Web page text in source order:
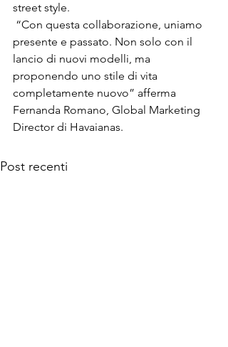
street style.
“Con questa collaborazione, uniamo
presente e passato. Non solo con il
lancio di nuovi modelli, ma
proponendo uno stile di vita
completamente nuovo” afferma
Fernanda Romano, Global Marketing
Director di Havaianas.
Post recenti